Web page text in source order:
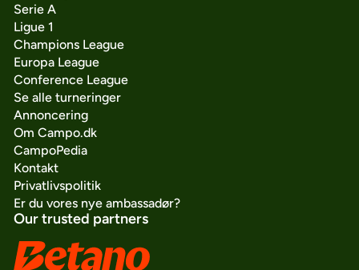
Serie A
Ligue 1
Champions League
Europa League
Conference League
Se alle turneringer
Annoncering
Om Campo.dk
CampoPedia
Kontakt
Privatlivspolitik
Er du vores nye ambassadør?
Our trusted partners